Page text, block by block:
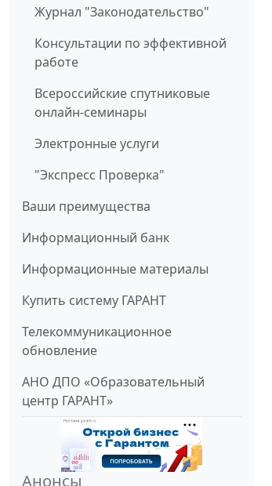
Журнал "Законодательство"
Консультации по эффективной
работе
Всероссийские спутниковые
онлайн-семинары
Электронные услуги
"Экспресс Проверка"
Ваши преимущества
Информационный банк
Информационные материалы
Купить систему ГАРАНТ
Телекоммуникационное
обновление
АНО ДПО «Образовательный
центр ГАРАНТ»
Анонсы